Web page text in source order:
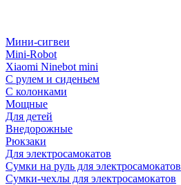
Мини-сигвеи
Mini-Robot
Xiaomi Ninebot mini
С рулем и сиденьем
С колонками
Мощные
Для детей
Внедорожные
Рюкзаки
Для электросамокатов
Сумки на руль для электросамокатов
Сумки-чехлы для электросамокатов